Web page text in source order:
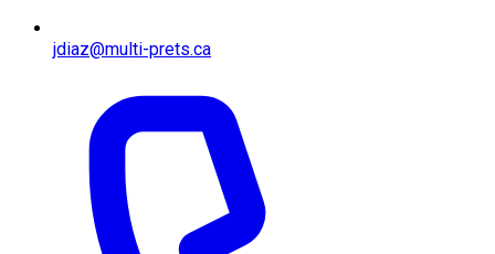
jdiaz@multi-prets.ca